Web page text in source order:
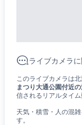
ライブカメラ
このライブカメラは
まつり大通公園付近
信されるリアルタイ
天気・積雪・人の混
す。